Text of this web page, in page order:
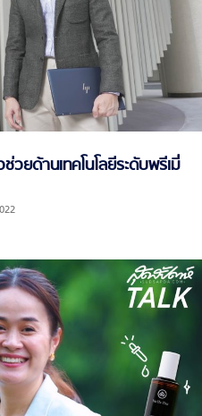
ยด้านเทคโนโลยีระดับพรีเมี่